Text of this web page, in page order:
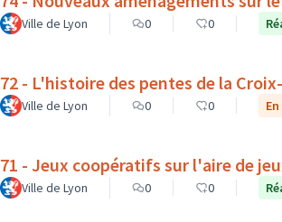
Ville de Lyon 0 0
72 - L'histoire des pentes de la
Ville de Lyon 0 0
71 - Jeux coopératifs sur l'aire de
Ville de Lyon 0 0